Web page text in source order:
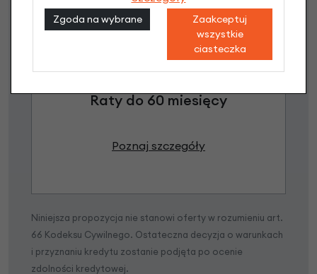
Raty 0%
3 miesiące nie płacisz
Raty do 60 miesięcy
Poznaj szczegóły
Niniejsza propozycja nie stanowi oferty w rozumieniu art.
66 Kodeksu Cywilnego. Ostateczna decyzja o warunkach
i przyznaniu kredytu zostanie podjęta po ocenie
zdolności kredytowej.
Zgoda na wybrane
Zaakceptuj
wszystkie
ciasteczka